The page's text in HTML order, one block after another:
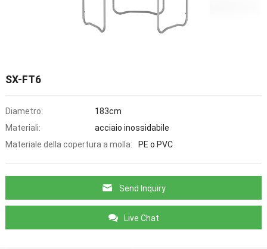
SX-FT6
Diametro: 183cm
Materiali:
acciaio inossidabile
Materiale della copertura a molla:
PE o PVC
Send Inquiry
Live Chat